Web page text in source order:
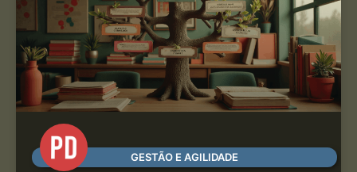
GESTÃO E AGILIDADE